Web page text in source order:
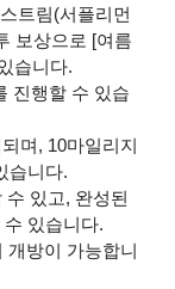
트림(서플리먼
보상으로 [여름
습니다.
진행할 수 있습
며, 10마일리지
습니다.
있고, 완성된
있습니다.
방이 가능합니